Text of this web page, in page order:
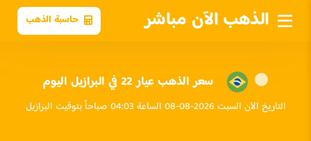
الذهب الآن مباشر حاسبة الذهب
سعر الذهب عيار 22 في البرازيل اليوم
التاريخ الآن السبت 2026-08-08 الساعة 04:03 صباحاً بتوقيت البرازيل